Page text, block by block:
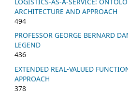
ARCHITECTURE AND APPROACH
494
PROFESSOR GEORGE BERNARD
LEGEND
436
EXTENDED REAL-VALUED
APPROACH
378